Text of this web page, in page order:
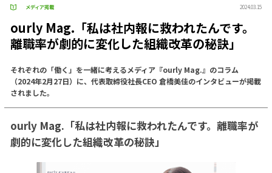
メディア掲載 2024.03.15
ourly Mag.「私は社内報に救われたんです。
離職率が劇的に変化した組織改革の秘訣」
それぞれの「働く」を一緒に考えるメディア『ourly Mag.』のコラム
（2024年2月27日）に、代表取締役社長CEO 倉橋美佳のインタビューが掲載
されました。
ourly Mag.「私は社内報に救われたんです。離職率が
劇的に変化した組織改革の秘訣」